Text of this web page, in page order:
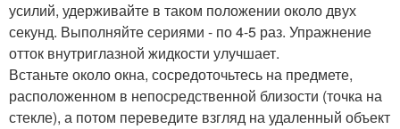
усилий, удерживайте в таком положении около двух
секунд. Выполняйте сериями - по 4-5 раз. Упражнение
отток внутриглазной жидкости улучшает.
Встаньте около окна, сосредоточьтесь на предмете,
расположенном в непосредственной близости (точка на
стекле), а потом переведите взгляд на удаленный объект